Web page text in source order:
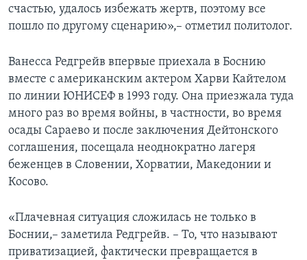
счастью, удалось избежать жертв, поэтому все
пошло по другому сценарию»,– отметил политолог.
Ванесса Редгрейв впервые приехала в Боснию
вместе с американским актером Харви Кайтелом
по линии ЮНИСЕФ в 1993 году. Она приезжала туда
много раз во время войны, в частности, во время
осады Сараево и после заключения Дейтонского
соглашения, посещала неоднократно лагеря
беженцев в Словении, Хорватии, Македонии и
Косово.
«Плачевная ситуация сложилась не только в
Боснии,– заметила Редгрейв. – То, что называют
приватизацией, фактически превращается в